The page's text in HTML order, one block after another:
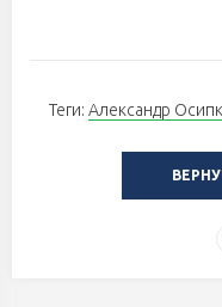
Теги: Александр